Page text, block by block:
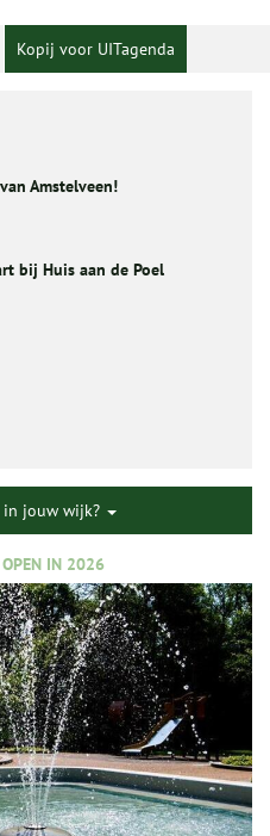
Kopij voor UITagenda
Amstelveen!
bij Huis aan de Poel
in jouw wijk?
OPEN IN 2026